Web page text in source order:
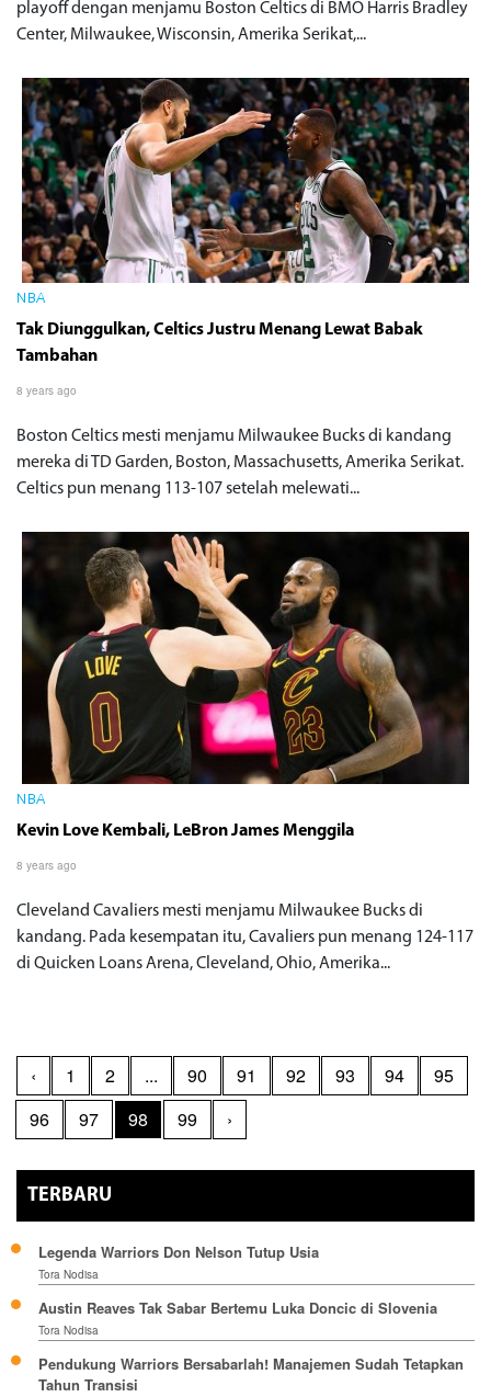
playoff dengan menjamu Boston Celtics di BMO Harris Bradley
Center, Milwaukee, Wisconsin, Amerika Serikat,...
NBA
Tak Diunggulkan, Celtics Justru Menang Lewat Babak
Tambahan
8 years ago
Boston Celtics mesti menjamu Milwaukee Bucks di kandang
mereka di TD Garden, Boston, Massachusetts, Amerika Serikat.
Celtics pun menang 113-107 setelah melewati...
NBA
Kevin Love Kembali, LeBron James Menggila
8 years ago
Cleveland Cavaliers mesti menjamu Milwaukee Bucks di
kandang. Pada kesempatan itu, Cavaliers pun menang 124-117
di Quicken Loans Arena, Cleveland, Ohio, Amerika...
‹ 1 2 ... 90 91 92 93 94
95
96
97 98 99 ›
TERBARU
Legenda Warriors Don Nelson Tutup Usia
Tora Nodisa
Austin Reaves Tak Sabar Bertemu Luka Doncic di Slovenia
Tora Nodisa
Pendukung Warriors Bersabarlah! Manajemen Sudah Tetapkan
Tahun Transisi